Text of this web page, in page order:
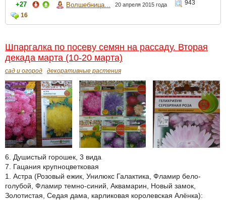
+27 Волшебница... 20 апреля 2015 года
943
16
Шпаргалка по посеву семян на рассаду. Вторая
декада марта (10-20 марта)
сад и огород декоративные растения
6. Душистый горошек, 3 вида
7. Гацания крупноцветковая
1. Астра (Розовый ежик, Унилюкс Галактика, Фламир бело-
голубой, Фламир темно-синий, Аквамарин, Новый замок,
Золотистая, Седая дама, карликовая королевская Алёнка):